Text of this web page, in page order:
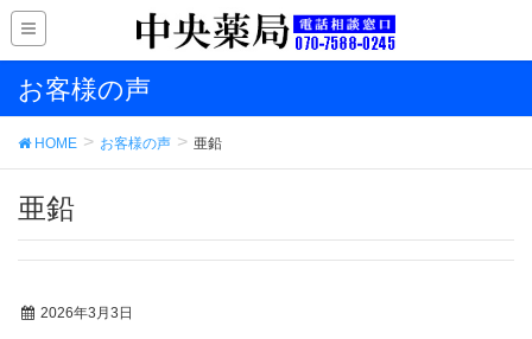
お客様の声
HOME お客様の声 亜鉛
亜鉛
2026年3月3日